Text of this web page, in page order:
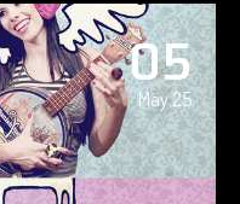
05
May 25